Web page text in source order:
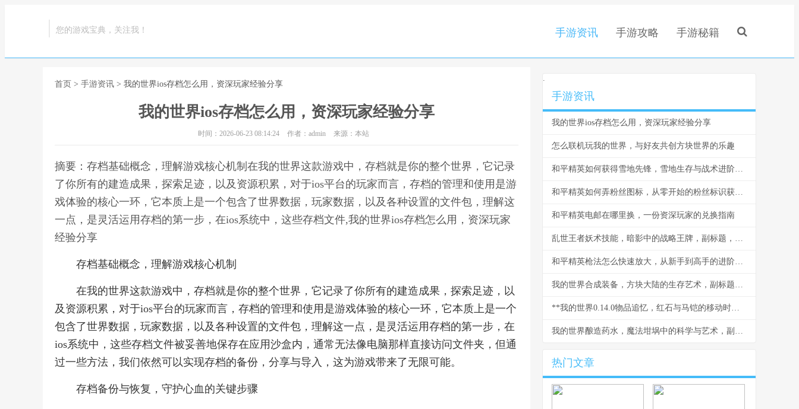
您的游戏宝典，关注我！ 手游资讯 手游攻略 手游秘籍
首页 > 手游资讯 > 我的世界ios存档怎么用，资深玩家经验分享
我的世界ios存档怎么用，资深玩家经验分享
时间：2026-06-23 08:14:24 作者：admin 来源：本站
摘要：存档基础概念，理解游戏核心机制在我的世界这款游戏中，存档就是你的整个世界，它记录
了你所有的建造成果，探索足迹，以及资源积累，对于ios平台的玩家而言，存档的管理和使用是游
戏体验的核心一环，它本质上是一个包含了世界数据，玩家数据，以及各种设置的文件包，理解这
一点，是灵活运用存档的第一步，在ios系统中，这些存档文件,我的世界ios存档怎么用，资深玩家
经验分享
存档基础概念，理解游戏核心机制
在我的世界这款游戏中，存档就是你的整个世界，它记录了你所有的建造成果，探索足迹，以
及资源积累，对于ios平台的玩家而言，存档的管理和使用是游戏体验的核心一环，它本质上是一个
包含了世界数据，玩家数据，以及各种设置的文件包，理解这一点，是灵活运用存档的第一步，在
ios系统中，这些存档文件被妥善地保存在应用沙盒内，通常无法像电脑那样直接访问文件夹，但通
过一些方法，我们依然可以实现存档的备份，分享与导入，这为游戏带来了无限可能。
存档备份与恢复，守护心血的关键步骤
.
手游资讯
我的世界ios存档怎么用，资深玩家经验分享
怎么联机玩我的世界，与好友共创方块世界的乐趣
和平精英如何获得雪地先锋，雪地生存与战术进阶指南
和平精英如何弄粉丝图标，从零开始的粉丝标识获取指南，副标题，资深玩家带你解锁专属荣耀
和平精英电邮在哪里换，一份资深玩家的兑换指南
乱世王者妖术技能，暗影中的战略王牌，副标题，诡道制胜的终极艺术
和平精英枪法怎么快速放大，从新手到高手的进阶之路
我的世界合成装备，方块大陆的生存艺术，副标题，从木剑到下界合金的装备进化之路
**我的世界0.14.0物品追忆，红石与马铠的移动时代**
我的世界酿造药水，魔法坩埚中的科学与艺术，副标题，从基础药水到神效附魔的完全指南
热门文章